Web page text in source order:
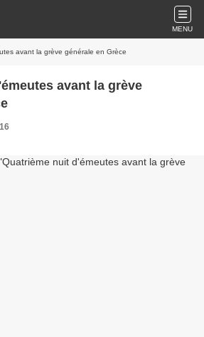
MENU
avant la grève générale en Grèce
avant la grève